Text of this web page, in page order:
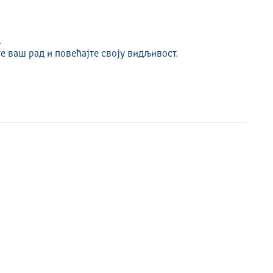
Србији.
о спречавању насиља у породици.
и њихова одељења
ваш рад и повећајте своју видљивост.